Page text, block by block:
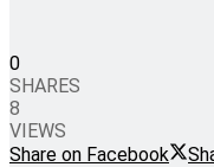
0
SHARES
8
VIEWS
Share on Facebook